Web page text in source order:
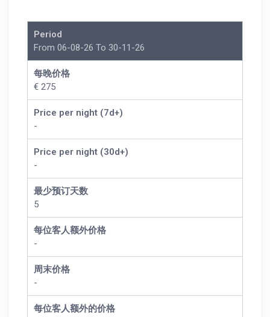
Period
From 06-08-26 To 30-11-26
每晚价格
€ 275
Price per night (7d+)
-
Price per night (30d+)
-
最少预订天数
5
每位客人额外价格
-
周末价格
-
每位客人额外的价格